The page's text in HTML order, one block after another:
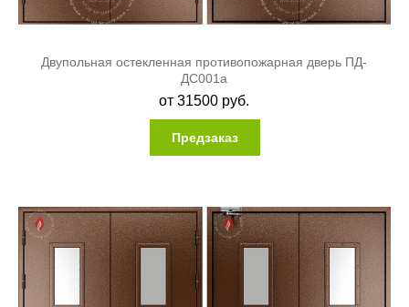
Двупольная остекленная противопожарная дверь ПД-
ДC001a
от31500 руб.
Предзаказ